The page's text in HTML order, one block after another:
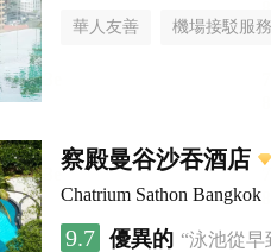
華人友善 機場接駁服務
察殿曼谷沙吞酒店
Chatrium Sathon Bangkok
9.7 優異的 “泳池從